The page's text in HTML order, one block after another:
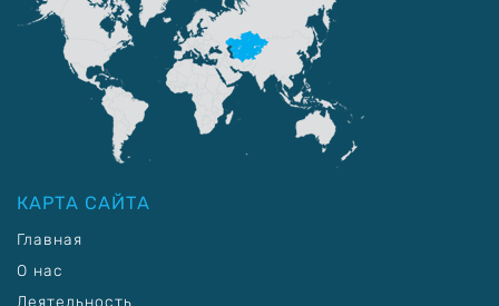
КАРТА САЙТА
Главная
О нас